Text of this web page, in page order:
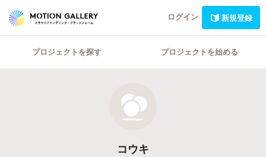
ログイン 新規登録
プロジェクトを探す プロジェクトを始める
コウキ